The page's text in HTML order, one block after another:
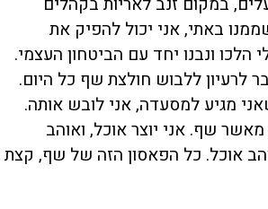
באתי, אני יכול להפיק את
הלכו ונבנו יחד עם הביטחון העצמי.
לרעיון ללבוש חולצת שף כל היום.
מגיע למסעדה, אני לובש אותה.
מאשר שף. אני יוצר אוכל, ואוהב
אוכל. כל הפאסון הזה של שף, קצת